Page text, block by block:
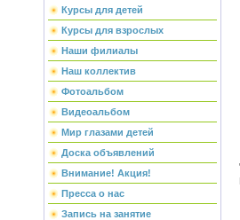
Курсы для детей
Курсы для взрослых
Наши филиалы
Наш коллектив
Фотоальбом
Видеоальбом
Мир глазами детей
Доска объявлений
Внимание! Акция!
Пресса о нас
Запись на занятие